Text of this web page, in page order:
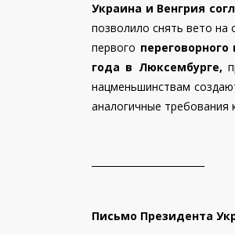
Украина и Венгрия
позволило снять вето на
первого
года в Люксембурге,
нацменьшинствам
аналогичные требования
Письмо Президента